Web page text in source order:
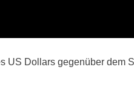
US Dollars gegenüber dem